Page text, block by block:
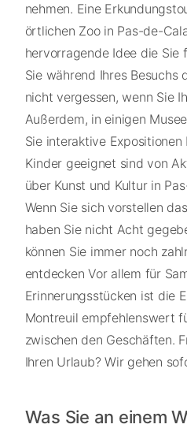
nehmen. Eine
örtlichen Zoo in Pas-de-
hervorragende Idee die Sie
Sie während Ihres Besuchs
nicht vergessen, wenn Sie
Außerdem, in einigen
Sie interaktive
Kinder geeignet sind von
über Kunst und Kultur in
Wenn Sie sich vorstellen
haben Sie nicht Acht
können Sie immer noch
entdecken Vor allem für
Erinnerungsstücken ist die
Montreuil empfehlenswert
zwischen den Geschäften.
Ihren Urlaub? Wir gehen
Was Sie an einem